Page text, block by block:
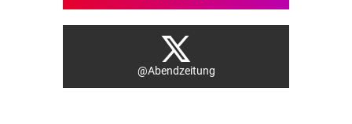
@Abendzeitung